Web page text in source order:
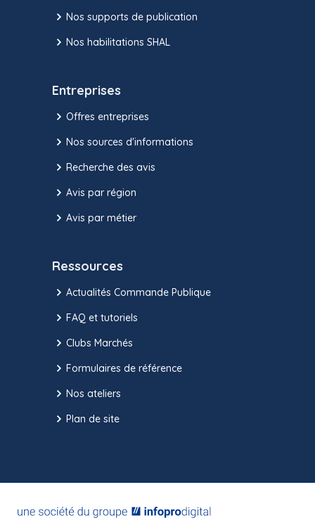
Nos supports de publication
Nos habilitations SHAL
Entreprises
Offres entreprises
Nos sources d'informations
Recherche des avis
Avis par région
Avis par métier
Ressources
Actualités Commande Publique
FAQ et tutoriels
Clubs Marchés
Formulaires de référence
Nos ateliers
Plan de site